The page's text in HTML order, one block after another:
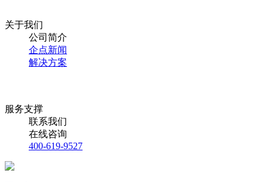
关于我们
公司简介
企点新闻
解决方案
服务支撑
联系我们
在线咨询
400-619-9527